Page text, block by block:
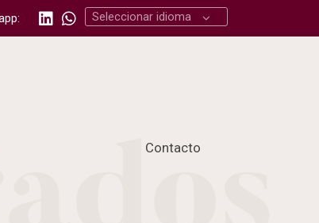
Seleccionar idioma
Contacto